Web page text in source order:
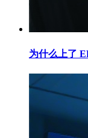
为什么上了